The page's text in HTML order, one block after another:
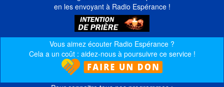
en les envoyant à Radio Espérance !
Vous aimez écouter Radio Espérance ?
Cela a un coût : aidez-nous à poursuivre ce service !